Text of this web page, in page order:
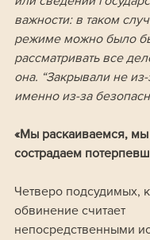
важности: в таком
режиме можно было
рассматривать все
она. “Закрывали не
именно из-за
«Мы раскаиваемся, мы
сострадаем
Четверо подсудимых,
обвинение считает
непосредственными